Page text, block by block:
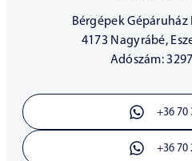
Bérgépek
4173 Nagyrábé,
Adószám:
+36 70
+36 70